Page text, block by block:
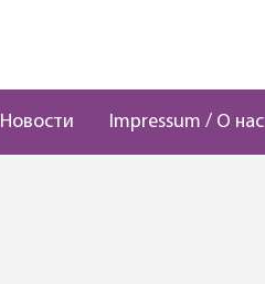
Новости Impressum / О нас